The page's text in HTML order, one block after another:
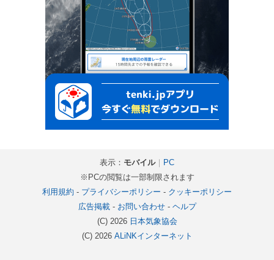
表示： モバイル｜ PC
※PCの閲覧は一部制限されます
利用規約 - プライバシーポリシー - クッキーポリシー
広告掲載- お問い合わせ- ヘルプ
(C) 2026 日本気象協会
(C) 2026 ALiNKインターネット